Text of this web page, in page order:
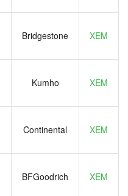
Bridgestone XEM
Kumho XEM
Continental XEM
BFGoodrich XEM